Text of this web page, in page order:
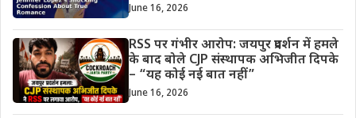
June 16, 2026
RSS पर गंभीर आरोप: जयपुर प्रदर्शन में हमले
के बाद बोले CJP संस्थापक अभिजीत दिपके
– “यह कोई नई बात नहीं”
June 16, 2026